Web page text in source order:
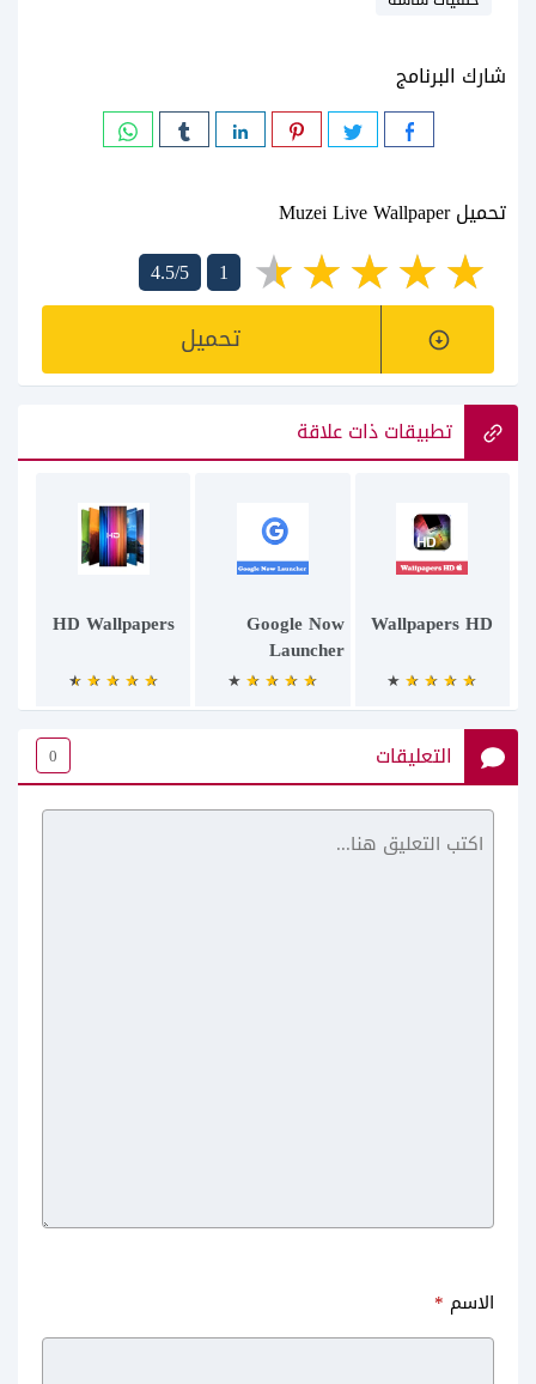
شارك البرنامج
تحميل Muzei Live Wallpaper‏
4.5/5
1
تحميل
تطبيقات ذات علاقة
Wallpapers HD
Google Now
Launcher
HD Wallpapers
التعليقات 0
الاسم *